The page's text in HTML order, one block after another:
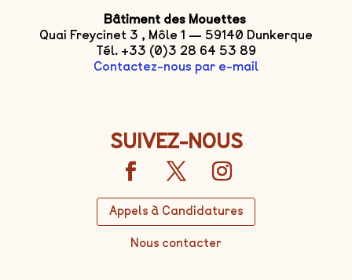
Bâtiment des Mouettes
Quai Freycinet 3 , Môle 1 — 59140 Dunkerque
Tél. +33 (0)3 28 64 53 89
Contactez-nous par e-mail
SUIVEZ-NOUS
Appels à Candidatures
Nous contacter